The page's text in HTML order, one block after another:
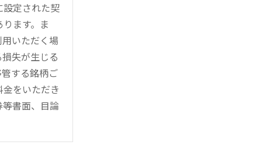
定された契
ます。ま
いただく場
失が生じる
する銘柄ご
をいただき
書面、目論